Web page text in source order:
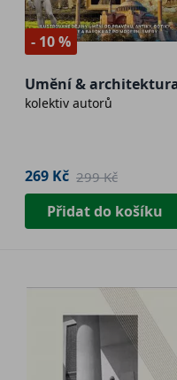
- 10 %
Umění &
kolektiv autorů
269 Kč 299 Kč
Přidat do košíku